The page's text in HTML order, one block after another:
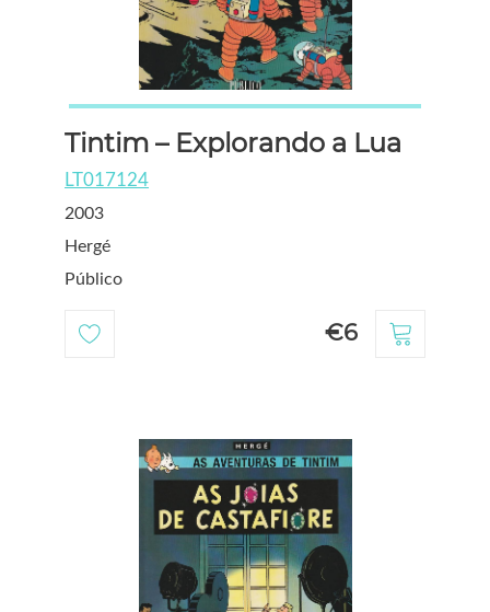
Tintim – Explorando a Lua
LT017124
2003
Hergé
Público
€6